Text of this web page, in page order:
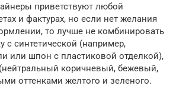
приветствуют любой
и фактурах, но если нет желания
то лучше не комбинировать
с синтетической (например,
или шпон с пластиковой отделкой),
коричневый, бежевый,
оттенками желтого и зеленого.